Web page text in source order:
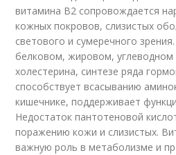
витамина В2 сопровождается
кожных покровов, слизистых
светового и сумеречного
белковом, жировом,
холестерина, синтезе ряда
способствует всасыванию
кишечнике, поддерживает
Недостаток пантотеновой
поражению кожи и слизистых.
важную роль в метаболизме и